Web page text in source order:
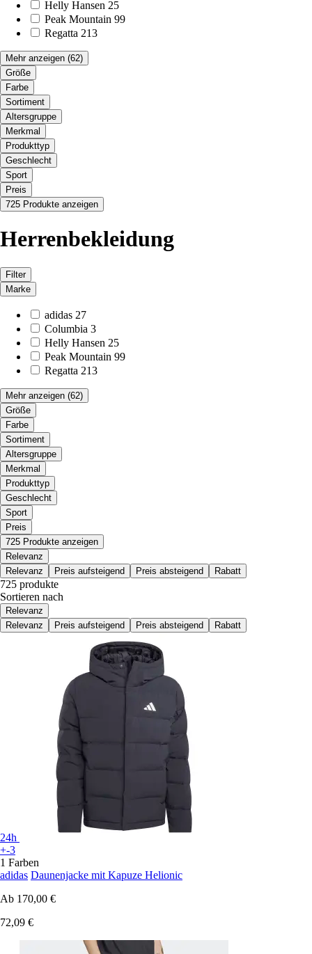
Helly Hansen 25
Peak Mountain 99
Regatta 213
Mehr anzeigen (62)
Größe
Farbe
Sortiment
Altersgruppe
Merkmal
Produkttyp
Geschlecht
Sport
Preis
725 Produkte anzeigen
Herrenbekleidung
Filter
Marke
adidas 27
Columbia 3
Helly Hansen 25
Peak Mountain 99
Regatta 213
Mehr anzeigen (62)
Größe
Farbe
Sortiment
Altersgruppe
Merkmal
Produkttyp
Geschlecht
Sport
Preis
725 Produkte anzeigen
Relevanz
Relevanz
Preis aufsteigend Preis absteigend Rabatt
725 produkte
Sortieren nach
Relevanz
Relevanz
Preis aufsteigend Preis absteigend Rabatt
24h
+-3
1 Farben
adidas Daunenjacke mit Kapuze Helionic
Ab 170,00 €
72,09 €